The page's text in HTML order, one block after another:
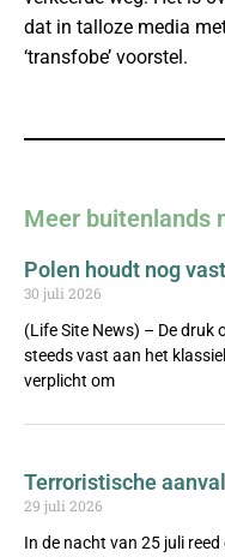
dat in talloze media
‘transfobe’ voorstel.
Meer buitenlands
Polen houdt nog
30 juli 2026
(Life Site News) – De druk
steeds vast aan het
verplicht om
Terroristische
29 juli 2026
In de nacht van 25 juli